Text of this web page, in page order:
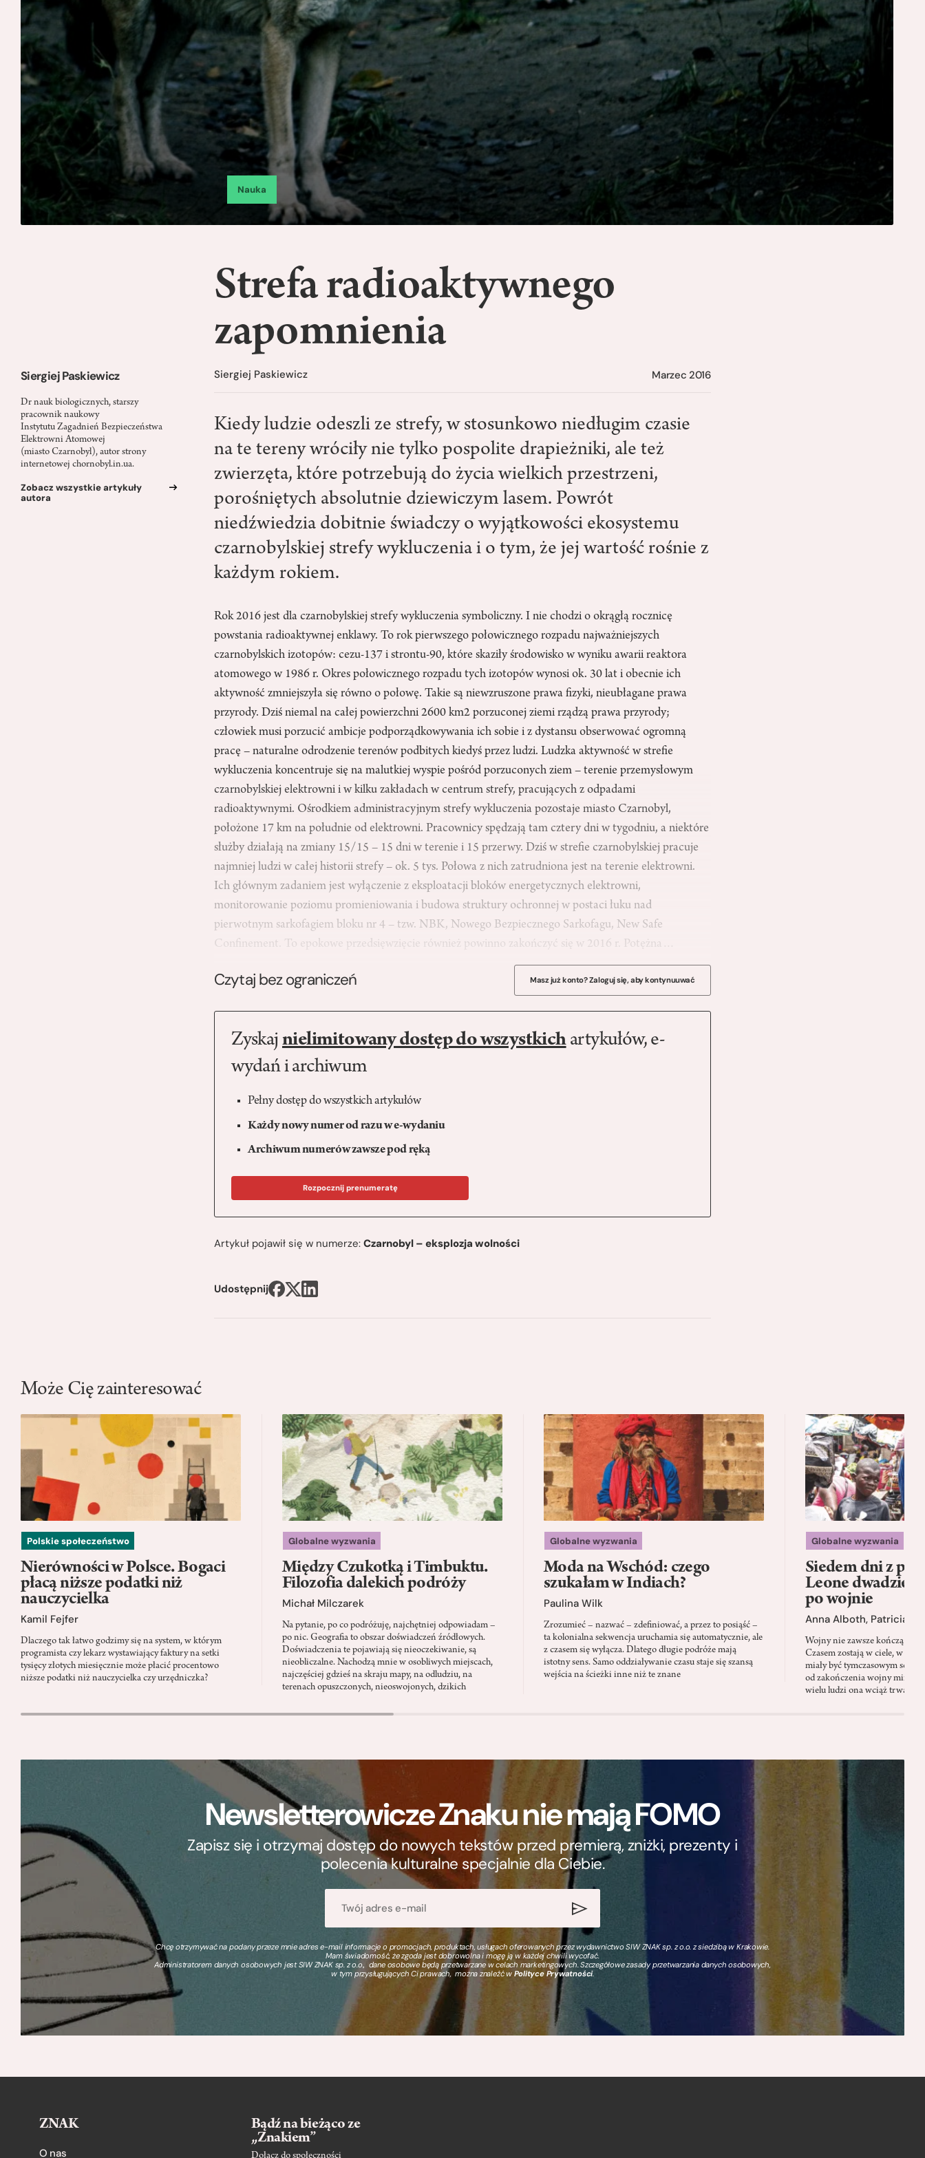
Nauka
Siergiej Paskiewicz
Dr nauk biologicznych, starszy
pracownik naukowy
Instytutu Zagadnień Bezpieczeństwa
Elektrowni Atomowej
(miasto Czarnobyl), autor strony
internetowej chornobyl.in.ua.
Zobacz wszystkie artykuły
autora
Strefa radioaktywnego
zapomnienia
Siergiej Paskiewicz Marzec 2016
Kiedy ludzie odeszli ze strefy, w stosunkowo niedługim czasie
na te tereny wróciły nie tylko pospolite drapieżniki, ale też
zwierzęta, które potrzebują do życia wielkich przestrzeni,
porośniętych absolutnie dziewiczym lasem. Powrót
niedźwiedzia dobitnie świadczy o wyjątkowości ekosystemu
czarnobylskiej strefy wykluczenia i o tym, że jej wartość rośnie z
każdym rokiem.
Rok 2016 jest dla czarnobylskiej strefy wykluczenia symboliczny. I nie chodzi o okrągłą rocznicę
powstania radioaktywnej enklawy. To rok pierwszego połowicznego rozpadu najważniejszych
czarnobylskich izotopów: cezu-137 i strontu-90, które skaziły środowisko w wyniku awarii reaktora
atomowego w 1986 r. Okres połowicznego rozpadu tych izotopów wynosi ok. 30 lat i obecnie ich
aktywność zmniejszyła się równo o połowę. Takie są niewzruszone prawa fizyki, nieubłagane prawa
przyrody. Dziś niemal na całej powierzchni 2600 km2 porzuconej ziemi rządzą prawa przyrody;
człowiek musi porzucić ambicje podporządkowywania ich sobie i z dystansu obserwować ogromną
pracę – naturalne odrodzenie terenów podbitych kiedyś przez ludzi. Ludzka aktywność w strefie
wykluczenia koncentruje się na malutkiej wyspie pośród porzuconych ziem – terenie przemysłowym
czarnobylskiej elektrowni i w kilku zakładach w centrum strefy, pracujących z odpadami
radioaktywnymi. Ośrodkiem administracyjnym strefy wykluczenia pozostaje miasto Czarnobyl,
położone 17 km na południe od elektrowni. Pracownicy spędzają tam cztery dni w tygodniu, a niektóre
służby działają na zmiany 15/15 – 15 dni w terenie i 15 przerwy. Dziś w strefie czarnobylskiej pracuje
najmniej ludzi w całej historii strefy – ok. 5 tys. Połowa z nich zatrudniona jest na terenie elektrowni.
Ich głównym zadaniem jest wyłączenie z eksploatacji bloków energetycznych elektrowni,
monitorowanie poziomu promieniowania i budowa struktury ochronnej w postaci łuku nad
pierwotnym sarkofagiem bloku nr 4 – tzw. NBK, Nowego Bezpiecznego Sarkofagu, New Safe
Confinement. To epokowe przedsięwzięcie również powinno zakończyć się w 2016 r. Potężna…
Czytaj bez ograniczeń Masz już konto? Zaloguj się, aby kontynuuwać
Zyskaj nielimitowany dostęp do wszystkichartykułów, e-
wydań i archiwum
Pełny dostęp do wszystkich artykułów
Każdy nowy numer od razu w e-wydaniu
Archiwum numerów zawsze pod ręką
Rozpocznij prenumeratę
Artykuł pojawił się w numerze:Czarnobyl – eksplozja wolności
Udostępnij
Może Cię zainteresować
Polskie społeczeństwo
Nierówności w Polsce. Bogaci
płacą niższe podatki niż
nauczycielka
Kamil Fejfer
Dlaczego tak łatwo godzimy się na system, w którym
programista czy lekarz wystawiający faktury na setki
tysięcy złotych miesięcznie może płacić procentowo
niższe podatki niż nauczycielka czy urzędniczka?
Globalne wyzwania
Między Czukotką i Timbuktu.
Filozofia dalekich podróży
Michał Milczarek
Na pytanie, po co podróżuję, najchętniej odpowiadam –
po nic. Geografia to obszar doświadczeń źródłowych.
Doświadczenia te pojawiają się nieoczekiwanie, są
nieobliczalne. Nachodzą mnie w osobliwych miejscach,
najczęściej gdzieś na skraju mapy, na odludziu, na
terenach opuszczonych, nieoswojonych, dzikich
Globalne wyzwania
Moda na Wschód: czego
szukałam w Indiach?
Paulina Wilk
Zrozumieć – nazwać – zdefiniować, a przez to posiąść –
ta kolonialna sekwencja uruchamia się automatycznie, ale
z czasem się wyłącza. Dlatego długie podróże mają
istotny sens. Samo oddziaływanie czasu staje się szansą
wejścia na ścieżki inne niż te znane
Globalne wyzwania
Siedem dni z
Leone
po wojnie
Anna Alboth, Patricia
Wojny nie zawsze kończą się
Czasem zostają w ciele, w
miały być tymczasowym
od zakończenia wojny minęły
wielu ludzi ona wciąż trwa
Newsletterowicze Znaku nie mają FOMO
Zapisz się i otrzymaj dostęp do nowych tekstów przed premierą, zniżki, prezenty i
polecenia kulturalne specjalnie dla Ciebie.
Chcę otrzymywać na podany przeze mnie adres e-mail informacje o promocjach, produktach, usługach oferowanych przez wydawnictwo SIW ZNAK sp. z o.o. z siedzibą w Krakowie.
Mam świadomość, że zgoda jest dobrowolna i mogę ją w każdej chwili wycofać.
Administratorem danych osobowych jest SIW ZNAK sp. z o.o., dane osobowe będą przetwarzane w celach marketingowych. Szczegółowe zasady przetwarzania danych osobowych,
w tym przysługujących Ci prawach, można znaleźć wPolityce Prywatności.
ZNAK
O nas
Bądź na bieżąco ze
„Znakiem”